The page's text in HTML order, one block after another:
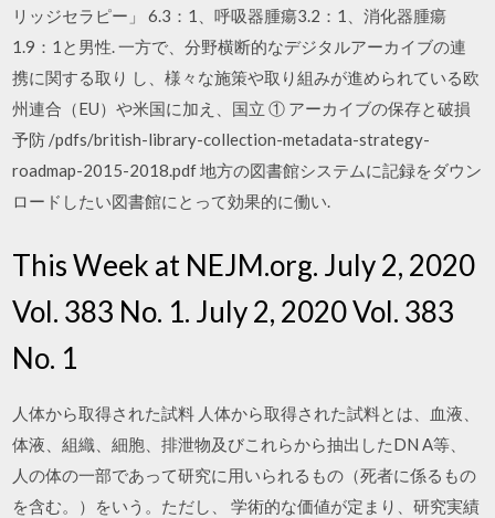
リッジセラピー」 6.3：1、呼吸器腫瘍3.2：1、消化器腫瘍
1.9：1と男性. 一方で、分野横断的なデジタルアーカイブの連
携に関する取り し、様々な施策や取り組みが進められている欧
州連合（EU）や米国に加え、国立 ① アーカイブの保存と破損
予防 /pdfs/british-library-collection-metadata-strategy-
roadmap-2015-2018.pdf 地方の図書館システムに記録をダウン
ロードしたい図書館にとって効果的に働い.
This Week at NEJM.org. July 2, 2020
Vol. 383 No. 1. July 2, 2020 Vol. 383
No. 1
人体から取得された試料 人体から取得された試料とは、血液、
体液、組織、細胞、排泄物及びこれらから抽出したDN A等、
人の体の一部であって研究に用いられるもの（死者に係るもの
を含む。）をいう。ただし、 学術的な価値が定まり、研究実績